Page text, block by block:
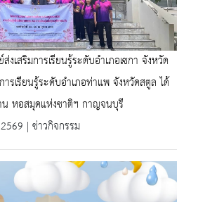
เสริมการเรียนรู้ระดับอำเภอเซกา จังหวัด
รเรียนรู้ระดับอำเภอท่าแพ จังหวัดสตูล ได้
น หอสมุดแห่งชาติฯ กาญจนบุรี
| ข่าวกิจกรรม